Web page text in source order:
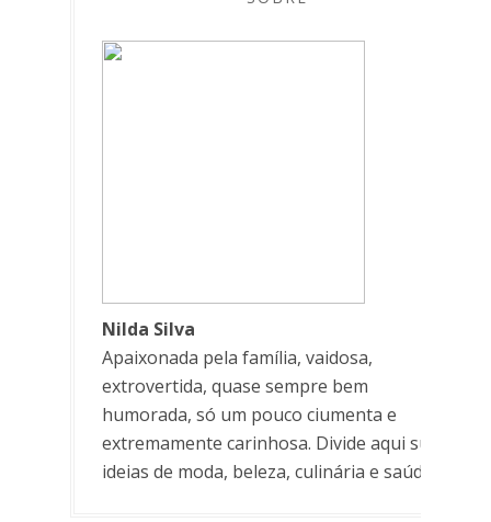
Nilda Silva
Apaixonada pela família, vaidosa,
extrovertida, quase sempre bem
humorada, só um pouco ciumenta e
extremamente carinhosa. Divide aqui suas
ideias de moda, beleza, culinária e saúde.